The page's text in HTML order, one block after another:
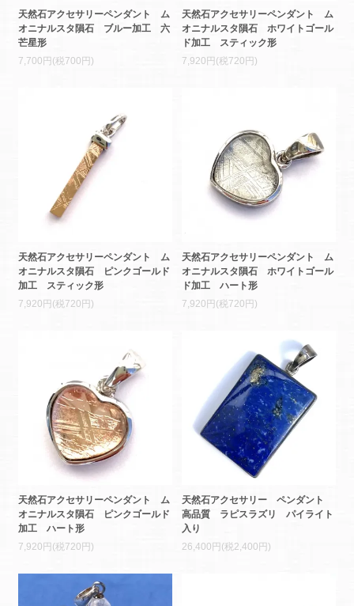
天然石アクセサリーペンダント ム
オニナルスタ隕石 ブルー加工 六
芒星形
7,700円(税700円)
天然石アクセサリーペンダント ム
オニナルスタ隕石 ホワイトゴール
ド加工 スティック形
7,920円(税720円)
天然石アクセサリーペンダント ム
オニナルスタ隕石 ピンクゴールド
加工 スティック形
7,920円(税720円)
天然石アクセサリーペンダント ム
オニナルスタ隕石 ホワイトゴール
ド加工 ハート形
7,920円(税720円)
天然石アクセサリーペンダント ム
オニナルスタ隕石 ピンクゴールド
加工 ハート形
7,920円(税720円)
天然石アクセサリー ペンダント
高品質 ラピスラズリ パイライト
入り
26,400円(税2,400円)